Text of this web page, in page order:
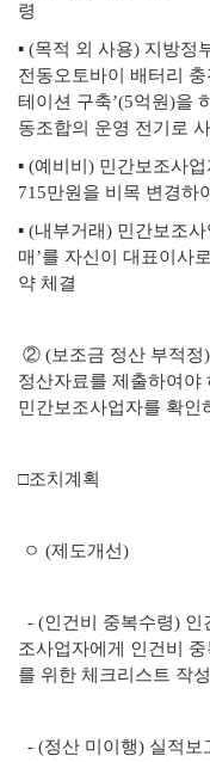
령
▪ (목적 외 사용) 지방정
전동오토바이 배터리
테이션 구축’(5억원)을
동조합의 운영 전기로
▪ (예비비) 민간보조사
715만원을 비목 변경하
▪ (내부거래) 민간보조
매’를 자신이 대표이사
약 체결
② (보조금 정산 부적정
정산자료를 제출하여야
민간보조사업자를 확인
□조치계획
ㅇ (제도개선)
- (인건비 중복수령) 인
조사업자에게 인건비
를 위한 체크리스트 작
- (정산 미이행) 실적보